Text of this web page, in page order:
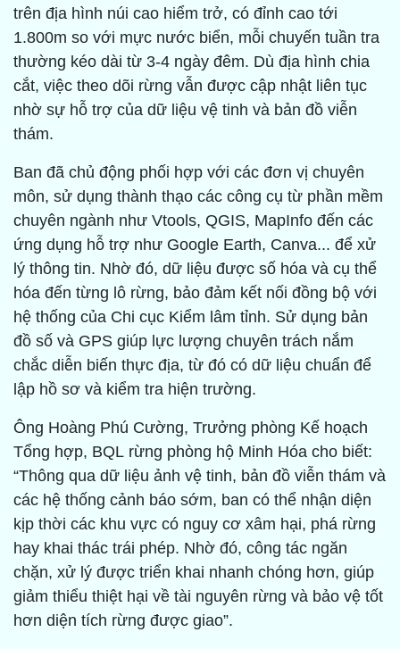
trên địa hình núi cao hiểm trở, có đỉnh cao tới
1.800m so với mực nước biển, mỗi chuyến tuần tra
thường kéo dài từ 3-4 ngày đêm. Dù địa hình chia
cắt, việc theo dõi rừng vẫn được cập nhật liên tục
nhờ sự hỗ trợ của dữ liệu vệ tinh và bản đồ viễn
thám.
Ban đã chủ động phối hợp với các đơn vị chuyên
môn, sử dụng thành thạo các công cụ từ phần mềm
chuyên ngành như Vtools, QGIS, MapInfo đến các
ứng dụng hỗ trợ như Google Earth, Canva... để xử
lý thông tin. Nhờ đó, dữ liệu được số hóa và cụ thể
hóa đến từng lô rừng, bảo đảm kết nối đồng bộ với
hệ thống của Chi cục Kiểm lâm tỉnh. Sử dụng bản
đồ số và GPS giúp lực lượng chuyên trách nắm
chắc diễn biến thực địa, từ đó có dữ liệu chuẩn để
lập hồ sơ và kiểm tra hiện trường.
Ông Hoàng Phú Cường, Trưởng phòng Kế hoạch
Tổng hợp, BQL rừng phòng hộ Minh Hóa cho biết:
“Thông qua dữ liệu ảnh vệ tinh, bản đồ viễn thám và
các hệ thống cảnh báo sớm, ban có thể nhận diện
kịp thời các khu vực có nguy cơ xâm hại, phá rừng
hay khai thác trái phép. Nhờ đó, công tác ngăn
chặn, xử lý được triển khai nhanh chóng hơn, giúp
giảm thiểu thiệt hại về tài nguyên rừng và bảo vệ tốt
hơn diện tích rừng được giao”.